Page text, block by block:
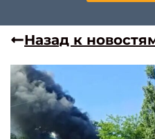
Назад к